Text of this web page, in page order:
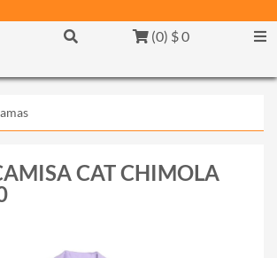
(0) $ 0
CAT CHIMOLA